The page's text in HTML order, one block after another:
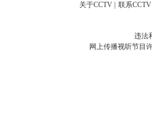
关于CCTV 联系CCTV
违法
网上传播视听节目